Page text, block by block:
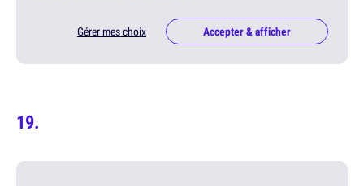
Gérer mes choix Accepter & afficher